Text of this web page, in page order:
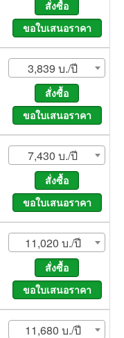
3,839 บ./ปี
7,430 บ./ปี
11,020 บ./ปี
11,680 บ./ปี